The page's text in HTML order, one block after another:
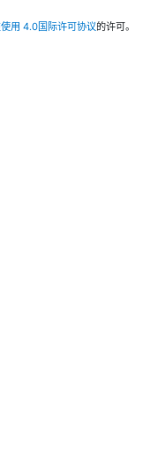
用 4.0国际许可协议的许可。